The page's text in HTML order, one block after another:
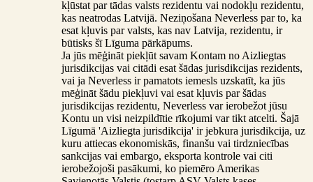
kļūstat par tādas valsts rezidentu vai nodokļu rezidentu,
kas neatrodas Latvijā. Neziņošana Neverless par to, ka
esat kļuvis par valsts, kas nav Latvija, rezidentu, ir
būtisks šī Līguma pārkāpums.
Ja jūs mēģināt piekļūt savam Kontam no Aizliegtas
jurisdikcijas vai citādi esat šādas jurisdikcijas rezidents,
vai ja Neverless ir pamatots iemesls uzskatīt, ka jūs
mēģināt šādu piekļuvi vai esat kļuvis par šādas
jurisdikcijas rezidentu, Neverless var ierobežot jūsu
Kontu un visi neizpildītie rīkojumi var tikt atcelti. Šajā
Līgumā 'Aizliegta jurisdikcija' ir jebkura jurisdikcija, uz
kuru attiecas ekonomiskās, finanšu vai tirdzniecības
sankcijas vai embargo, eksporta kontrole vai citi
ierobežojoši pasākumi, ko piemēro Amerikas